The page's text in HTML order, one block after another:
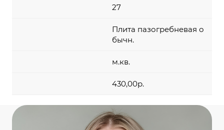
27
Плита пазогребневая о
бычн.
м.кв.
430,00р.